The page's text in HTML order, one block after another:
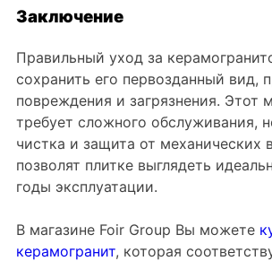
Заключение
Правильный уход за
сохранить его первозданный вид,
повреждения и загрязнения. Этот
требует сложного обслуживания,
чистка и защита от механических
позволят плитке выглядеть
годы эксплуатации.
В магазине Foir Group Вы можете
керамогранит, которая